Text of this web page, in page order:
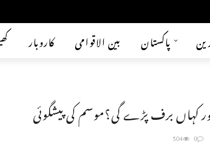
کاروبار بین الاقوامی پاکستان
کہاں برف پڑے گی؟موسم کی پیشگوئی
0
504